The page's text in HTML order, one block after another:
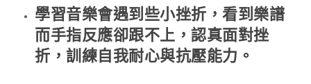
學習音樂會遇到些小挫折，看到樂譜
而手指反應卻跟不上，認真面對挫
折，訓練自我耐心與抗壓能力。